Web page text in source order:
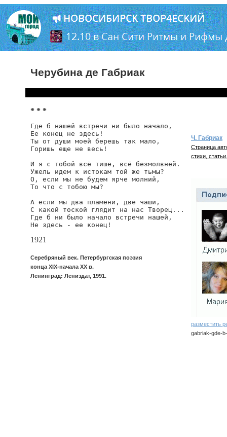
Черубина де Габриак
* * *
Где б нашей встречи ни было начало,
Ее конец не здесь!
Ты от души моей берешь так мало,
Горишь еще не весь!
И я с тобой всё тише, всё безмолвней.
Ужель идем к истокам той же тьмы?
О, если мы не будем ярче молний,
То что с тобою мы?
А если мы два пламени, две чаши,
С какой тоской глядит на нас Творец...
Где б ни было начало встречи нашей,
Не здесь - ее конец!
1921
Серебряный век. Петербургская поэзия
конца XIX-начала XX в.
Ленинград: Лениздат, 1991.
Ч. Габриак
Страница
стихи, статьи.
разместить
gabriak-gde-